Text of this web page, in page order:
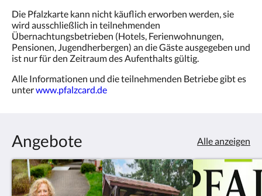
Die Pfalzkarte kann nicht käuflich erworben werden, sie
wird ausschließlich in teilnehmenden
Übernachtungsbetrieben (Hotels, Ferienwohnungen,
Pensionen, Jugendherbergen) an die Gäste ausgegeben und
ist nur für den Zeitraum des Aufenthalts gültig.
Alle Informationen und die teilnehmenden Betriebe gibt es
unterwww.pfalzcard.de
Angebote Alle anzeigen